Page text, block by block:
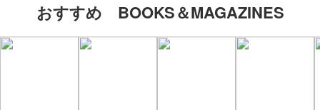
おすすめ BOOKS＆MAGAZINES